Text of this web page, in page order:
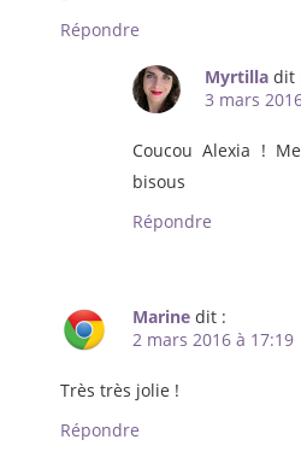
Répondre
Myrtilla dit
3 mars
Coucou Alexia !
bisous
Répondre
Marine dit :
2 mars 2016 à 17:19
Très très jolie !
Répondre